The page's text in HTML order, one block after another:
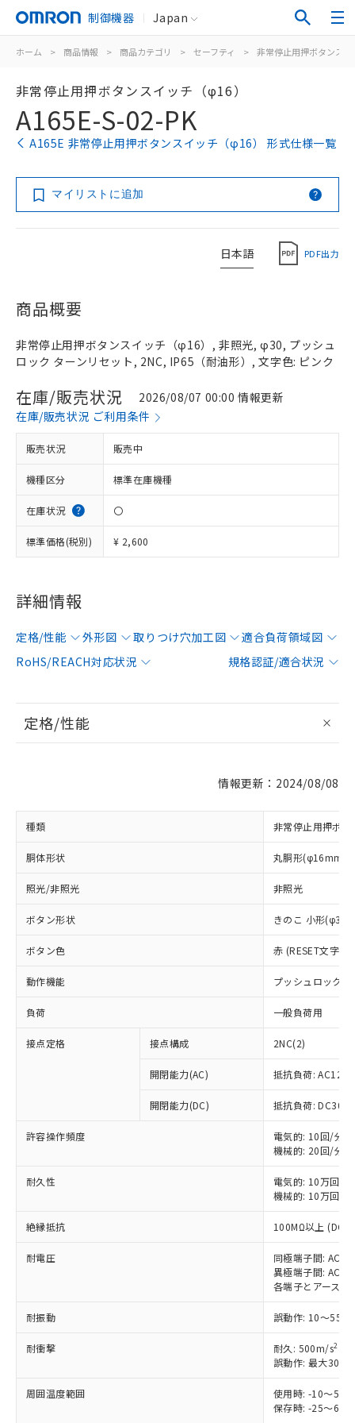
制御機器 Japan
ホーム > 商品情報 > 商品カテゴリ > セーフティ > 非常停止用押ボタンスイ
非常停止用押ボタンスイッチ（φ16）
A165E-S-02-PK
A165E 非常停止用押ボタンスイッチ（φ16） 形式仕様一覧
マイリストに追加
日本語 PDF出力
商品概要
非常停止用押ボタンスイッチ（φ16）, 非照光, φ30, プッシュ
ロック ターンリセット, 2NC, IP65（耐油形）, 文字色: ピンク
在庫/販売状況
2026/08/07 00:00 情報更新
在庫/販売状況 ご利用条件
販売状況 販売中
機種区分 標準在庫機種
在庫状況 〇
標準価格(税別) ¥ 2,600
詳細情報
定格/性能 外形図 取りつけ穴加工図
適合負荷領域図
RoHS/REACH対応状況
規格認証/適合状況
定格/性能
情報更新：2024/08/08
種類 非常停止用押ボ
胴体形状 丸胴形(φ16mm)
照光/非照光 非照光
ボタン形状 きのこ 小形
ボタン色 赤 (RESET文字色
動作機能 プッシュロック
負荷 一般負荷用
接点定格 接点構成 2NC(2)
開閉能力(AC) 抵抗負荷:
開閉能力(DC) 抵抗負荷: DC30V
許容操作頻度
電気的: 10回/分
機械的: 20回/分
耐久性
電気的: 10万回以
機械的: 10万回以
絶縁抵抗 100MΩ以上
耐電圧
同極端子間:
異極端子間:
各端子とアース
耐振動 誤動作: 10～
耐衝撃 耐久: 500m/s2
誤動作: 最大
周囲温度範囲
使用時: -10～55℃
保存時: -25～65℃
以下の条件をお読みいただき、同意のうえ
対応済み：EU RoHS指令（10物質）の
非含有に対応した製品が提供可能な商品で
対応予定：EU RoHS指令（10物質）の非含
有に対応した製品に切り替える予定のある
対応予定なし：EU RoHS指令（10物質）の
非含有に非対応の商品で、対応品を出す予